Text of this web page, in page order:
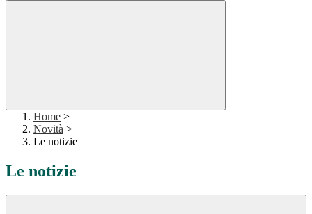
Home >
Novità >
Le notizie
Le notizie